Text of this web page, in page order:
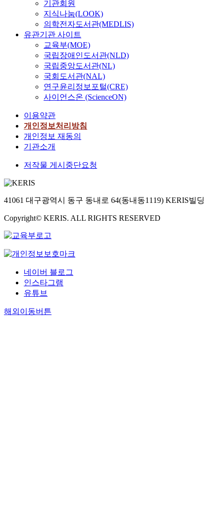
기관회원
지식나눔(LOOK)
의학전자도서관(MEDLIS)
유관기관 사이트
교육부(MOE)
국립장애인도서관(NLD)
국립중앙도서관(NL)
국회도서관(NAL)
연구윤리정보포털(CRE)
사이언스온 (ScienceON)
이용약관
개인정보처리방침
개인정보 재동의
기관소개
저작물 게시중단요청
41061 대구광역시 동구 동내로 64(동내동1119) KERIS빌딩
Copyright© KERIS. ALL RIGHTS RESERVED
네이버 블로그
인스타그램
유튜브
해외이동버튼